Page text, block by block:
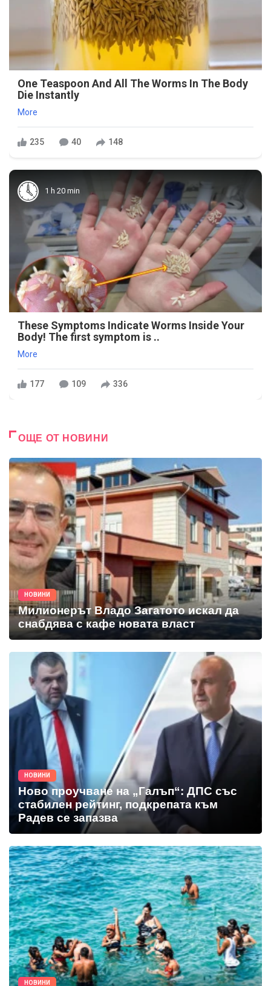
One Teaspoon And All The Worms In The Body
Die Instantly
More
235 40 148
1 h 20 min
These Symptoms Indicate Worms Inside Your
Body! The first symptom is ..
More
177 109 336
ОЩЕ ОТ НОВИНИ
НОВИНИ
Милионерът Владо Загатото искал да
снабдява с кафе новата власт
НОВИНИ
Ново проучване на „Галъп“: ДПС със
стабилен рейтинг, подкрепата към
Радев се запазва
НОВИНИ